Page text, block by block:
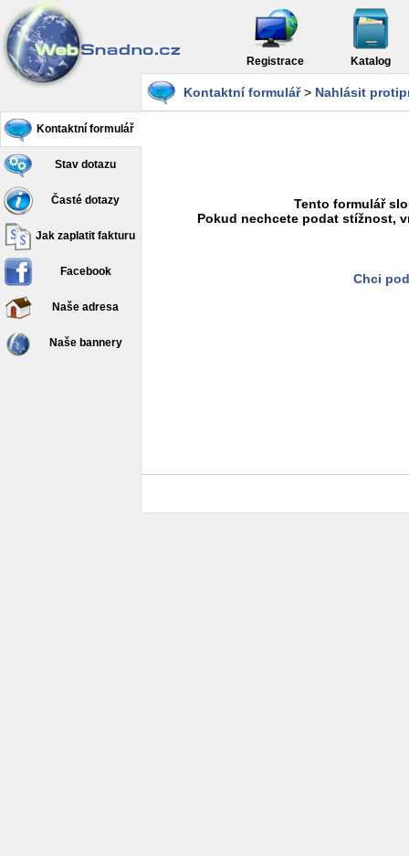
Registrace Katalog
Kontaktní formulář
Stav dotazu
Časté dotazy
Jak zaplatit fakturu
Facebook
Naše adresa
Naše bannery
Kontaktní formulář> Nahlásit
Tento formulář
Pokud nechcete podat stížnost,
Chci